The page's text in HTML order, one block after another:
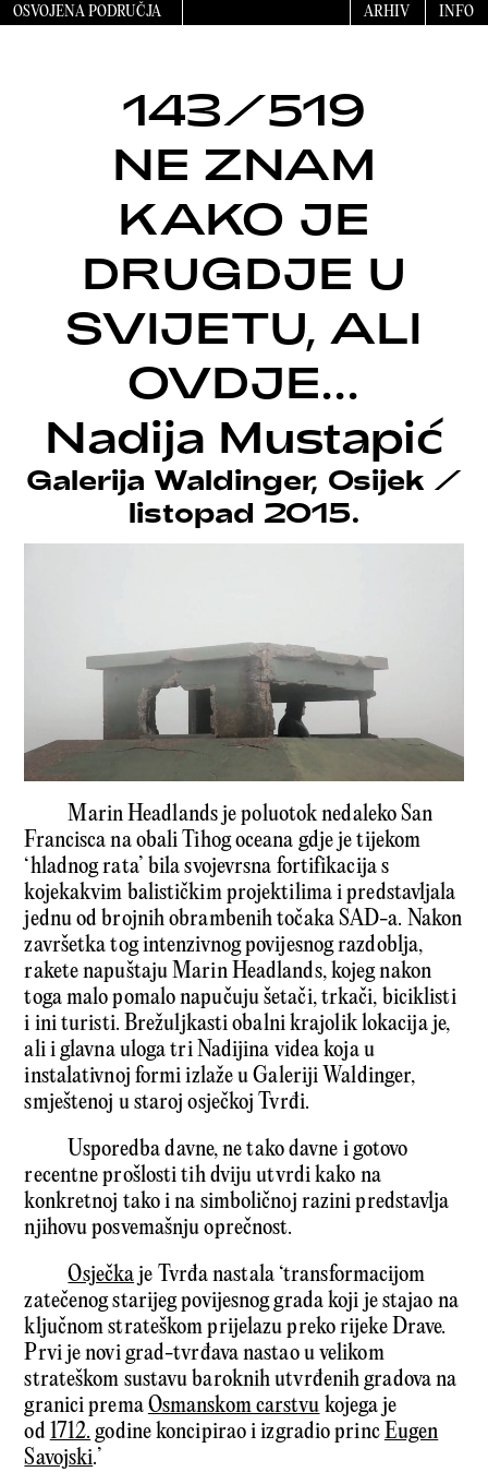
OSVOJENA PODRUČJA ARHIV INFO
143/519
NE ZNAM
KAKO JE
DRUGDJE U
SVIJETU, ALI
OVDJE…
Nadija Mustapić
Galerija Waldinger, Osijek /
listopad 2015.
Marin Headlands je poluotok nedaleko San
Francisca na obali Tihog oceana gdje je tijekom
‘hladnog rata’ bila svojevrsna fortifikacija s
kojekakvim balističkim projektilima i predstavljala
jednu od brojnih obrambenih točaka SAD-a. Nakon
završetka tog intenzivnog povijesnog razdoblja,
rakete napuštaju Marin Headlands, kojeg nakon
toga malo pomalo napučuju šetači, trkači, biciklisti
i ini turisti. Brežuljkasti obalni krajolik lokacija je,
ali i glavna uloga tri Nadijina videa koja u
instalativnoj formi izlaže u Galeriji Waldinger,
smještenoj u staroj osječkoj Tvrđi.
Usporedba davne, ne tako davne i gotovo
recentne prošlosti tih dviju utvrdi kako na
konkretnoj tako i na simboličnoj razini predstavlja
njihovu posvemašnju oprečnost.
Osječkaje Tvrđa nastala ‘transformacijom
zatečenog starijeg povijesnog grada koji je stajao na
ključnom strateškom prijelazu preko rijeke Drave.
Prvi je novi grad-tvrđava nastao u velikom
strateškom sustavu baroknih utvrđenih gradova na
granici premaOsmanskom carstvu kojega je
od1712. godine koncipirao i izgradio princEugen
Savojski.’